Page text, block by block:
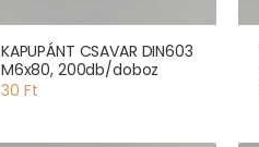
KAPUPÁNT CSAVAR DIN603
M6x80, 200db/doboz
30 Ft